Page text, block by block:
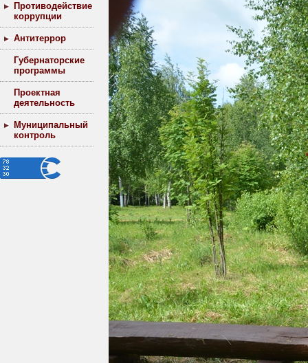
Противодействие
коррупции
Антитеррор
Губернаторские
программы
Проектная
деятельность
Муниципальный
контроль